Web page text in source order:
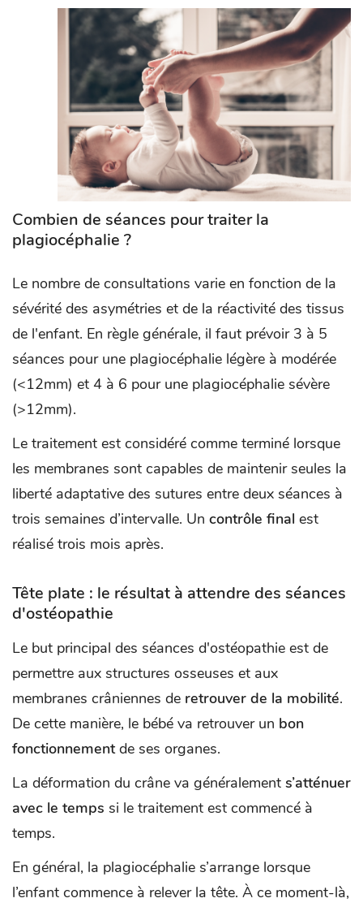
Combien de séances pour traiter la
plagiocéphalie ?
Le nombre de consultations varie en fonction de la
sévérité des asymétries et de la réactivité des tissus
de l'enfant. En règle générale, il faut prévoir 3 à 5
séances pour une plagiocéphalie légère à modérée
(<12mm) et 4 à 6 pour une plagiocéphalie sévère
(>12mm).
Le traitement est considéré comme terminé lorsque
les membranes sont capables de maintenir seules la
liberté adaptative des sutures entre deux séances à
trois semaines d’intervalle. Un contrôle final est
réalisé trois mois après.
Tête plate : le résultat à attendre des séances
d'ostéopathie
Le but principal des séances d'ostéopathie est de
permettre aux structures osseuses et aux
membranes crâniennes de retrouver de la mobilité.
De cette manière, le bébé va retrouver un bon
fonctionnementde ses organes.
La déformation du crâne va généralement s’atténuer
avec le temps si le traitement est commencé à
temps.
En général, la plagiocéphalie s’arrange lorsque
l’enfant commence à relever la tête. À ce moment-là,